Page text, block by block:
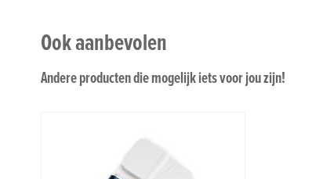
Ook aanbevolen
Andere producten die mogelijk iets voor jou zijn!